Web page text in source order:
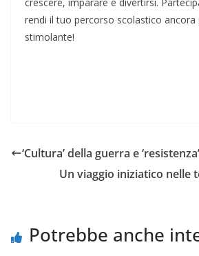
crescere, imparare e divertirsi.
rendi il tuo percorso scolastico ancora
stimolante!
‘Cultura’ della guerra e
Un viaggio iniziatico nelle
Potrebbe anche